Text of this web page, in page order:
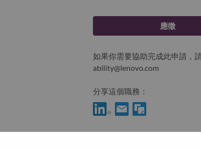
應徵
如果你需要協助完成此申請，
ability@lenovo.com
分享這個職務：